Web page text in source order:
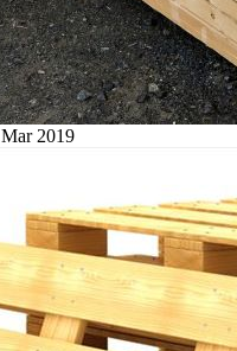
2 Mar 2019